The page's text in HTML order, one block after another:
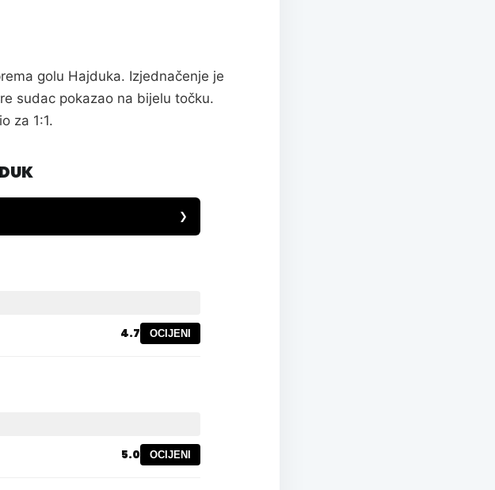
golu Hajduka. Izjednačenje je
sudac pokazao na bijelu točku.
za 1:1.
❯
4.7 OCIJENI
5.0 OCIJENI